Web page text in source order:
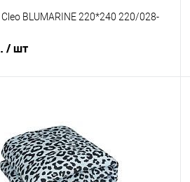
BLUMARINE 220*240 220/028-
/ шт
клик
Сравнение
В наличии